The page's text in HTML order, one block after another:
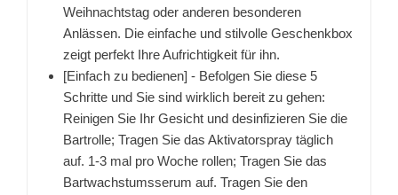
Weihnachtstag oder anderen besonderen
Anlässen. Die einfache und stilvolle Geschenkbox
zeigt perfekt Ihre Aufrichtigkeit für ihn.
[Einfach zu bedienen] - Befolgen Sie diese 5
Schritte und Sie sind wirklich bereit zu gehen:
Reinigen Sie Ihr Gesicht und desinfizieren Sie die
Bartrolle; Tragen Sie das Aktivatorspray täglich
auf. 1-3 mal pro Woche rollen; Tragen Sie das
Bartwachstumsserum auf. Tragen Sie den